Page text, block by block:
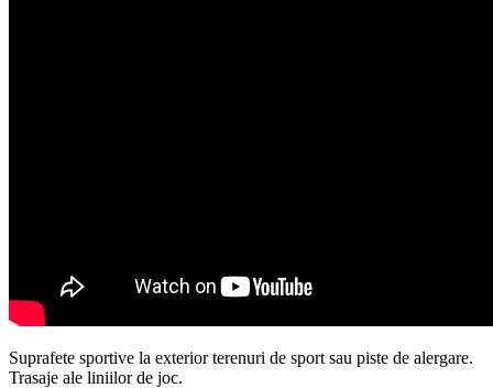
Suprafete sportive la exterior terenuri de sport sau piste de alergare.
Trasaje ale liniilor de joc.